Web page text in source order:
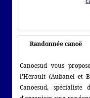
Randonnée canoë
Canoesud vous
l'Hérault (Aubanel et
Canoesud,